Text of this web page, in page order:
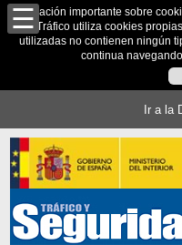
Información importante sobre
de Tráfico utiliza cookies
utilizadas no contienen ningún
continua
Ir a la